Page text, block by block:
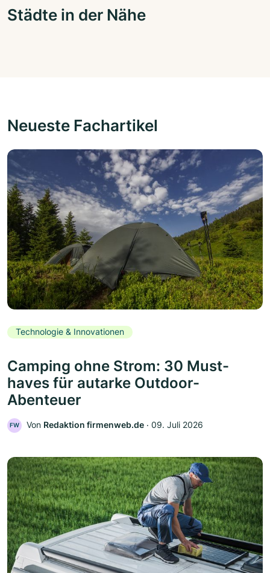
Städte in der Nähe
Neueste Fachartikel
Technologie & Innovationen
Camping ohne Strom: 30 Must-
haves für autarke Outdoor-
Abenteuer
FW Von Redaktion firmenweb.de ‧ 09. Juli 2026